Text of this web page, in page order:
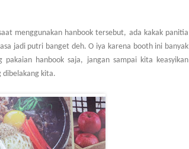
menggunakan hanbook tersebut, ada kakak panitia
jadi putri banget deh. O iya karena booth ini banyak
hanbook saja, jangan sampai kita keasyikan
dibelakang kita.